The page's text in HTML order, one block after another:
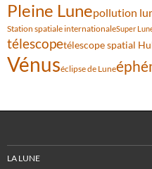
Pleine Lunepollution
Station spatiale internationaleSuper
télescopetélescope spatial
Vénuséclipse de Lune
LA LUNE